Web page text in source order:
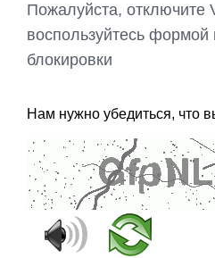
Пожалуйста, отключите
воспользуйтесь
блокировки
Нам нужно убедиться, что